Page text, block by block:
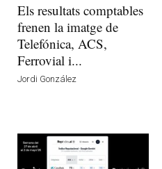
Els resultats comptables
frenen la imatge de
Telefónica, ACS,
Ferrovial i...
Jordi González